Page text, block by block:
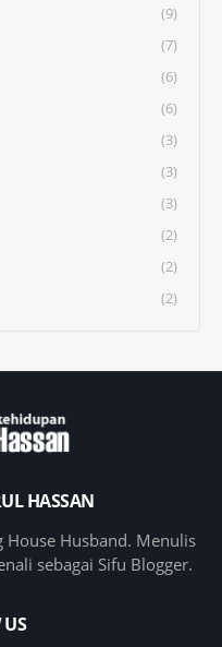
(9)
(7)
(6)
(6)
(3)
(3)
(3)
(2)
(2)
(2)
HASSAN
House Husband. Menulis
sebagai Sifu Blogger.